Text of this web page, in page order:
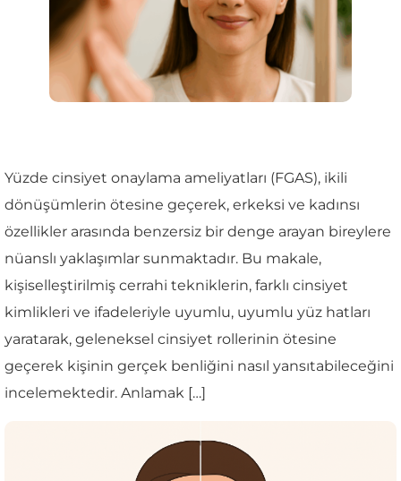
Yüzde cinsiyet onaylama ameliyatları (FGAS), ikili
dönüşümlerin ötesine geçerek, erkeksi ve kadınsı
özellikler arasında benzersiz bir denge arayan bireylere
nüanslı yaklaşımlar sunmaktadır. Bu makale,
kişiselleştirilmiş cerrahi tekniklerin, farklı cinsiyet
kimlikleri ve ifadeleriyle uyumlu, uyumlu yüz hatları
yaratarak, geleneksel cinsiyet rollerinin ötesine
geçerek kişinin gerçek benliğini nasıl yansıtabileceğini
incelemektedir. Anlamak […]